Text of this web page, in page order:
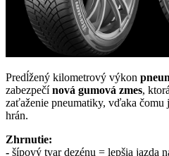
Predĺžený kilometrový výkon
zabezpečínová gumová zmes,
zaťaženie pneumatiky, vďaka čomu
hrán.
Zhrnutie:
- šípový tvar dezénu = lepšia jazda